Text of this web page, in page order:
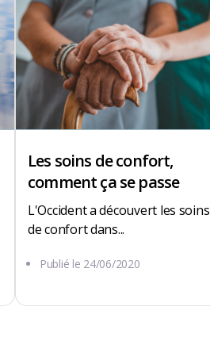
Les soins de confort,
comment ça se passe
L'Occident a découvert les soins
de confort dans...
Publié le 24/06/2020